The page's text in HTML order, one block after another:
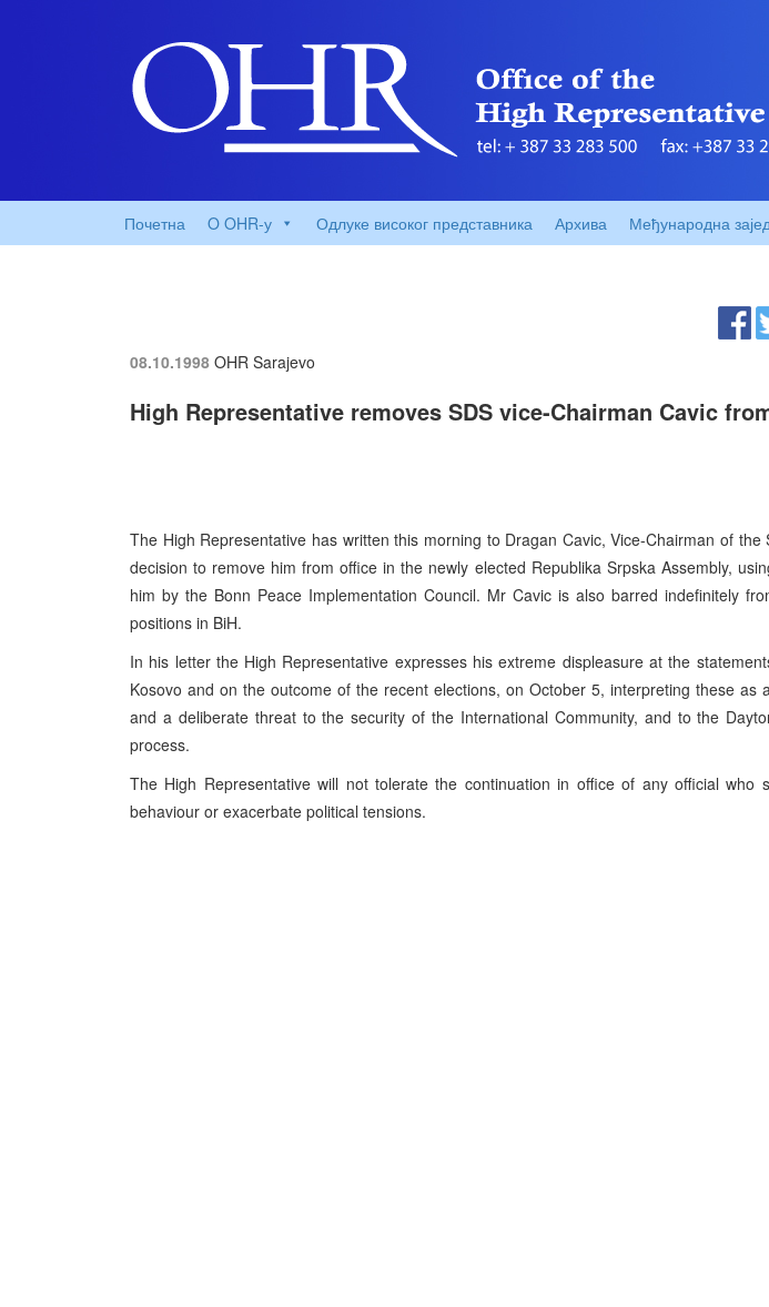
Почетна O OHR-у Одлуке високог представника Архива Међународна
08.10.1998 OHR Sarajevo
High Representative removes SDS vice-Chairman Cavic
The High Representative has written this morning to Dragan Cavic, Vice-Chairman of the
decision to remove him from office in the newly elected Republika Srpska Assembly,
him by the Bonn Peace Implementation Council. Mr Cavic is also barred indefinitely
positions in BiH.
In his letter the High Representative expresses his extreme displeasure at the
Kosovo and on the outcome of the recent elections, on October 5, interpreting these as
and a deliberate threat to the security of the International Community, and to the
process.
The High Representative will not tolerate the continuation in office of any official who
behaviour or exacerbate political tensions.